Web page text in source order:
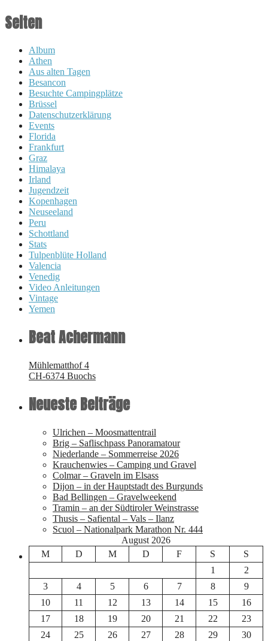
Seiten
Album
Athen
Aus alten Tagen
Besancon
Besuchte Campingplätze
Brüssel
Datenschutzerklärung
Events
Florida
Frankfurt
Graz
Himalaya
Irland
Jugendzeit
Kopenhagen
Neuseeland
Peru
Schottland
Stats
Tulpenblüte Holland
Valencia
Venedig
Video Anleitungen
Vintage
Yemen
Beat Achermann
Mühlematthof 4
CH-6374 Buochs
Neueste Beiträge
Ulrichen – Moosmattentrail
Brig – Saflischpass Panoramatour
Niederlande – Sommerreise 2026
Krauchenwies – Camping und Gravel
Colmar – Graveln im Elsass
Dijon – in der Hauptstadt des Burgunds
Bad Bellingen – Gravelweekend
Tramin – an der Südtiroler Weinstrasse
Thusis – Safiental – Vals – Ilanz
Scuol – Nationalpark Marathon Nr. 444
August 2026
M
D M D F S
S
1
2
3
4 5 6 7 8
9
10
11 12 13 14 15
16
17
18 19 20 21 22
23
24
25 26 27 28 29 30